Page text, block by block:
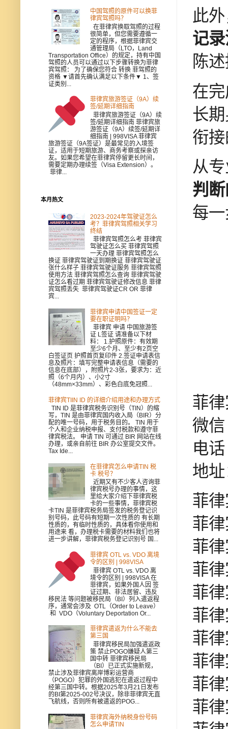
此
记
陈
在
长
衔
从
判
每
菲
微
电
地
菲
菲
菲
菲
菲
菲
菲
菲
菲
菲
中国驾照的原件可以换菲
律宾驾照吗？
在菲律宾换取驾照的过程
很简单，但您需要遵循一
定的程序，根据菲律宾交
通管理局（LTO，Land
Transportation Office）的规定，持有中国
驾照的人员可以通过以下步骤转换为菲律
宾驾照： 为了确保您符合 转换 菲驾照的
资格 ▼请首先确认满足以下条件▼ 1、签
证类别...
菲律宾旅游签证（9A）续
签/延期详细指南
菲律宾旅游签证（9A）续
签/延期详细指南 菲律宾旅
游签证（9A）续签/延期详
细指南 | 998VISA 菲律宾
旅游签证（9A签证）是最常见的入境签
证，适用于短期旅游、商务考察或探亲访
友。如果您希望在菲律宾停留更长时间，
需要定期办理续签（Visa Extension）。
菲律...
本月热文
2023-2024年驾驶证怎么
考？菲律宾驾照相关学习
终结
菲律宾驾照怎么考 菲律宾
驾驶证怎么买 菲律宾驾照
一天办理 菲律宾驾照怎么
换证 菲律宾驾驶证到期换证 菲律宾驾驶证
张什么样子 菲律宾驾驶证服务 菲律宾驾照
使用方法 菲律宾驾照怎么查询 菲律宾驾驶
证怎么看过期 菲律宾驾驶证修改信息 菲律
宾驾照丢失 菲律宾驾驶证CR OR 菲律
宾...
菲律宾申请中国签证一定
要在职证明吗？
菲律宾 申请 中国旅游签
证 L签证 请准备以下材
料： 1.护照原件：有效期
至少6个月、至少有2页空
白签证页 护照首页复印件 2.签证申请表信
息及照片：填写完整申请表信息（需要的
信息在底部），附照片2-3张，要求为：近
照（6个月内）、小2寸
（48mm×33mm）、彩色白底免冠照...
菲律宾TIIN ID 的详细介绍用途和办理方式
TIN ID 是菲律宾税务识别号（TIN）的缩
写，TIN 是由菲律宾国内收入局（BIR）分
配的唯一号码，用于税务目的。 TIN 用于
个人和企业纳税申报、支付税款和遵守菲
律宾税法。 申请 TIN 可通过 BIR 网站在线
办理，或亲自前往 BIR 办公室提交文件。
Tax Ide...
在菲律宾怎么申请TIN 税
卡 税号？
近期又有不少客人咨询菲
律宾税号办理的事情，这
里给大家介绍下菲律宾税
卡的一些事情，菲律宾税
卡TIN 是菲律宾税务局签发的税务登记识
别号码，此号码有短期一次性质的 有长期
性质的，有临时性质的，具体看你使用和
用途来 看，办理税卡需要的材料我们也将
进一步讲解，菲律宾税务登记识别号 国...
菲律宾 OTL vs. VDO 离境
令的区别 | 998VISA
菲律宾 OTL vs. VDO 离
境令的区别 | 998VISA 在
菲律宾，如果外国人因 签
证过期、非法居留、违反
移民法 等问题被移民局（BI）列入遣返程
序，通常会涉及 OTL（Order to Leave）
和 VDO（Voluntary Deportation Or...
菲律宾遣返为什么不能去
第三国
菲律宾移民局加强遣返政
策 禁止POGO嫌疑人第三
国中转 菲律宾移民局
（BI）已正式实施新规，
禁止涉及菲律宾离岸博彩运营商
（POGO）犯罪的外国逃犯在遣返过程中
经第三国中转。根据2025年3月21日发布
的BI第2025-002号决议，除非菲律宾无直
飞航线，否则所有被遣返的POG...
菲律宾海外纳税身份号码
怎么申请TIN